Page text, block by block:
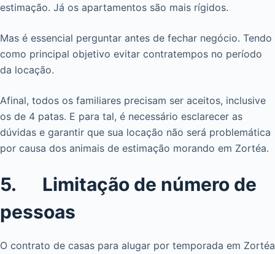
estimação. Já os apartamentos são mais rígidos.
Mas é essencial perguntar antes de fechar negócio. Tendo
como principal objetivo evitar contratempos no período
da locação.
Afinal, todos os familiares precisam ser aceitos, inclusive
os de 4 patas. E para tal, é necessário esclarecer as
dúvidas e garantir que sua locação não será problemática
por causa dos animais de estimação morando em Zortéa.
5. Limitação de número de
pessoas
O contrato de casas para alugar por temporada em Zortéa